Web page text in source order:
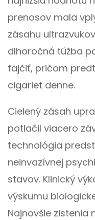
prenosov mala
zásahu
dlhoročná túžba
fajčiť, pričom
cigariet denne.
Cielený zásah
potlačil viacero
technológia
neinvazívnej
stavov. Klinický
výskumu
Najnovšie zistenia